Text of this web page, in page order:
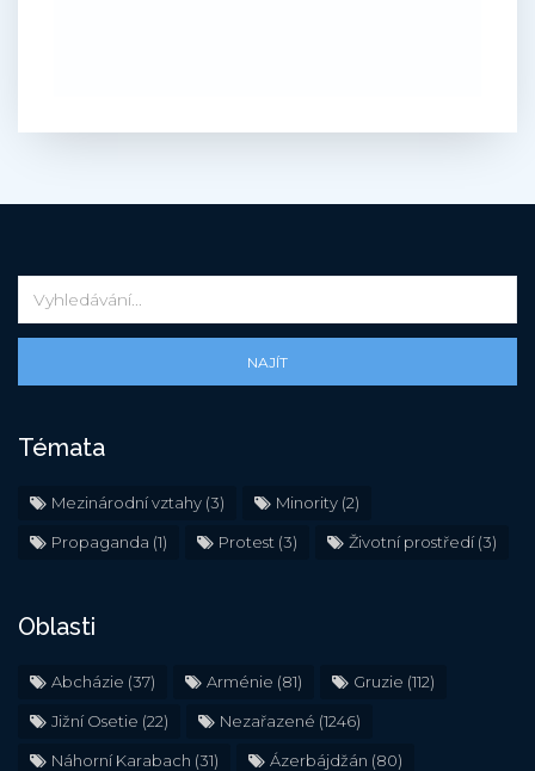
NAJÍT
Témata
Mezinárodní vztahy (3) Minority (2)
Propaganda (1) Protest (3) Životní prostředí(3)
Oblasti
Abcházie (37) Arménie (81) Gruzie (112)
Jižní Osetie (22) Nezařazené (1246)
Náhorní Karabach (31) Ázerbájdžán (80)